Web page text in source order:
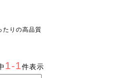
たりの高品質
1-1件表示